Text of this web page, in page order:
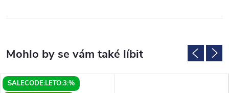
SALECODE:LETO:3:%